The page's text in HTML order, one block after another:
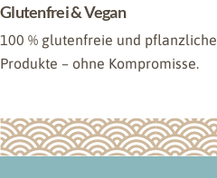
Glutenfrei & Vegan
100 % glutenfreie und pflanzliche
Produkte – ohne Kompromisse.